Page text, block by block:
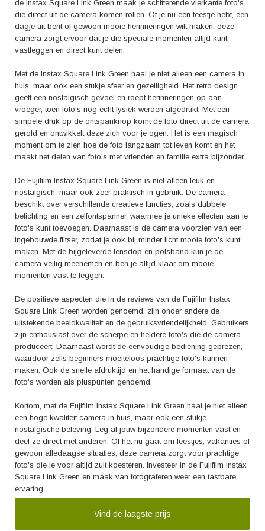
de Instax Square Link Green maak je schitterende vierkante foto's
die direct uit de camera komen rollen. Of je nu een feestje hebt, een
dagje uit bent of gewoon mooie herinneringen wilt maken, deze
camera zorgt ervoor dat je die speciale momenten altijd kunt
vastleggen en direct kunt delen.
Met de Instax Square Link Green haal je niet alleen een camera in
huis, maar ook een stukje sfeer en gezelligheid. Het retro design
geeft een nostalgisch gevoel en roept herinneringen op aan
vroeger, toen foto's nog echt fysiek werden afgedrukt. Met een
simpele druk op de ontspanknop komt de foto direct uit de camera
gerold en ontwikkelt deze zich voor je ogen. Het is een magisch
moment om te zien hoe de foto langzaam tot leven komt en het
maakt het delen van foto's met vrienden en familie extra bijzonder.
De Fujifilm Instax Square Link Green is niet alleen leuk en
nostalgisch, maar ook zeer praktisch in gebruik. De camera
beschikt over verschillende creatieve functies, zoals dubbele
belichting en een zelfontspanner, waarmee je unieke effecten aan je
foto's kunt toevoegen. Daarnaast is de camera voorzien van een
ingebouwde flitser, zodat je ook bij minder licht mooie foto's kunt
maken. Met de bijgeleverde lensdop en polsband kun je de
camera veilig meenemen en ben je altijd klaar om mooie
momenten vast te leggen.
De positieve aspecten die in de reviews van de Fujifilm Instax
Square Link Green worden genoemd, zijn onder andere de
uitstekende beeldkwaliteit en de gebruiksvriendelijkheid. Gebruikers
zijn enthousiast over de scherpe en heldere foto's die de camera
produceert. Daarnaast wordt de eenvoudige bediening geprezen,
waardoor zelfs beginners moeiteloos prachtige foto's kunnen
maken. Ook de snelle afdruktijd en het handige formaat van de
foto's worden als pluspunten genoemd.
Kortom, met de Fujifilm Instax Square Link Green haal je niet alleen
een hoge kwaliteit camera in huis, maar ook een stukje
nostalgische beleving. Leg al jouw bijzondere momenten vast en
deel ze direct met anderen. Of het nu gaat om feestjes, vakanties of
gewoon alledaagse situaties, deze camera zorgt voor prachtige
foto's die je voor altijd zult koesteren. Investeer in de Fujifilm Instax
Square Link Green en maak van fotograferen weer een tastbare
ervaring.
Vind de laagste prijs